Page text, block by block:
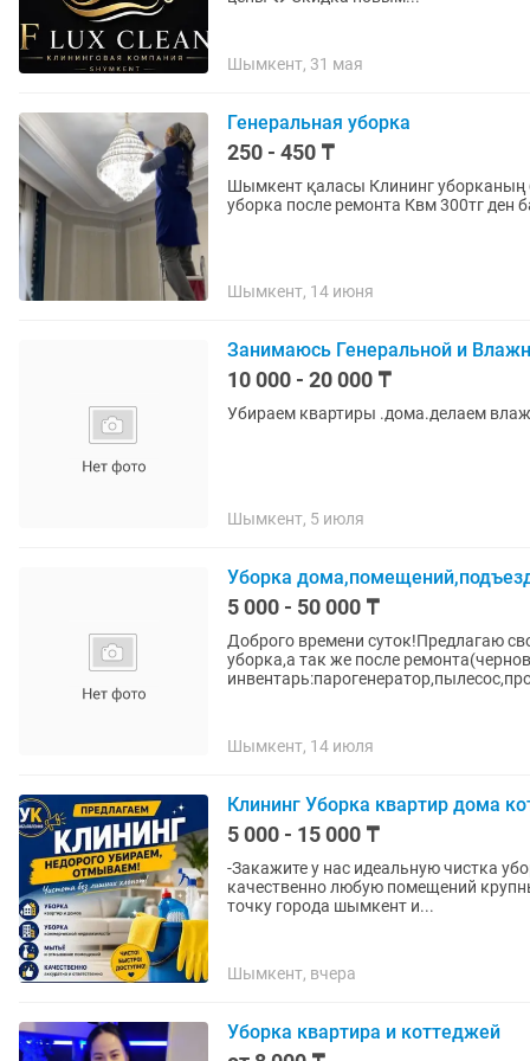
Шымкент, 31 мая
Генеральная уборка
250 - 450 ₸
Шымкент қаласы Клининг уборканың барлық
уборка после
Шымкент, 14 июня
Занимаюсь Генеральной и
10 000 - 20 000 ₸
Убираем квартиры .дома.делаем
Шымкент, 5 июля
Уборка
5 000 - 50 000 ₸
Доброго времени суток!Предлагаю
уборка,а так же после
Шымкент, 14 июля
Клининг Уборка квартир дома
5 000 - 15 000 ₸
-Закажите у нас идеальную чистка
качественно любую помещений
точку города шымкент и...
Шымкент, вчера
Уборка квартира и коттеджей